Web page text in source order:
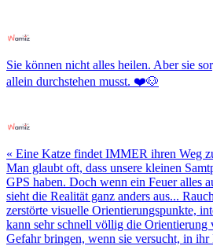
Sie können nicht alles heilen. Aber sie
allein durchstehen musst. ❤️🐶
« Eine Katze findet IMMER ihren Weg
Man glaubt oft, dass unsere kleinen
GPS haben. Doch wenn ein Feuer alles
sieht die Realität ganz anders aus...
zerstörte visuelle Orientierungspunkte,
kann sehr schnell völlig die Orientierung
Gefahr bringen, wenn sie versucht, in